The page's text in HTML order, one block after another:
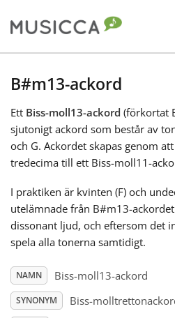
Български
Dansk
Deutsch
Español
B#m13-ackord
Ett Biss-moll13-ackord (förkortat
sjutonigt ackord som består av
och G. Ackordet skapas genom
tredecima till ett Biss-moll11-
I praktiken är kvinten (F) och
utelämnade från B#m13-
dissonant ljud, och eftersom det
spela alla tonerna samtidigt.
NAMN Biss-moll13-ackord
SYNONYM Biss-